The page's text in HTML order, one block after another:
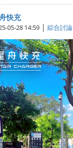
快充
05-28 14:59 | 綜合討論